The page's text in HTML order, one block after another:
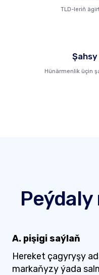
TLD-leriň
Hünärmenlik üçin
A. pişigi saýlaň
Hereket çagyryşy
markaňyzy ýada